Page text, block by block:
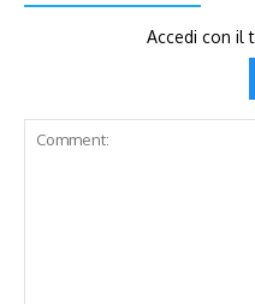
Accedi con il